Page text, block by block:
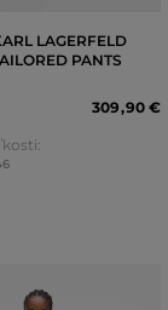
LAGERFELD
PANTS
309,90 €